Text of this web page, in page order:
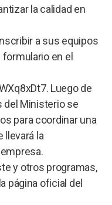
la calidad en
a sus equipos
en el
Luego de
del Ministerio se
para coordinar una
llevará la
y otros programas,
página oficial del